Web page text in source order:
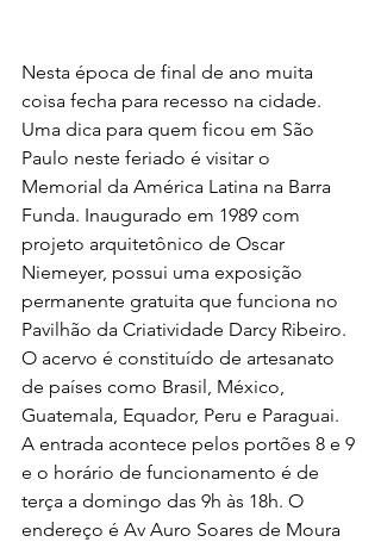
Nesta época de final de ano muita
coisa fecha para recesso na cidade.
Uma dica para quem ficou em São
Paulo neste feriado é visitar o
Memorial da América Latina na Barra
Funda. Inaugurado em 1989 com
projeto arquitetônico de Oscar
Niemeyer, possui uma exposição
permanente gratuita que funciona no
Pavilhão da Criatividade Darcy Ribeiro.
O acervo é constituído de artesanato
de países como Brasil, México,
Guatemala, Equador, Peru e Paraguai.
A entrada acontece pelos portões 8 e 9
e o horário de funcionamento é de
terça a domingo das 9h às 18h. O
endereço é Av Auro Soares de Moura